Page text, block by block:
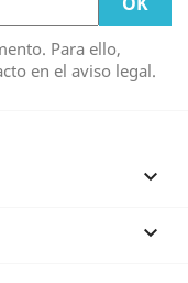
Para ello,
en el aviso legal.

